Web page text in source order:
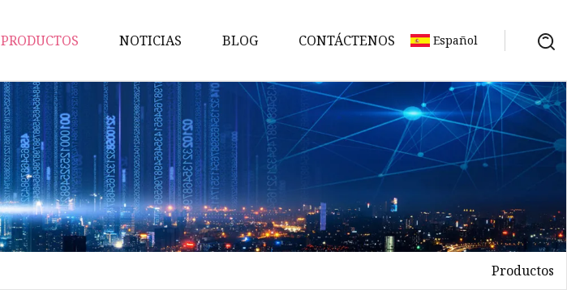
PRODUCTOS
Vehículo de saneamiento
Remolque de
camión/semirremolque
Camión de agua
Remolque volcado
Camión barredor
NOTICIAS BLOG CONTÁCTENOS Español
Productos